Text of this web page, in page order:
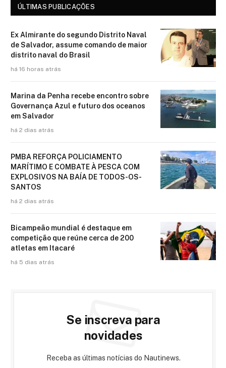
ÚLTIMAS PUBLICAÇÕES
Ex Almirante do segundo Distrito Naval
de Salvador, assume comando de maior
distrito naval do Brasil
há 16 horas atrás
Marina da Penha recebe encontro sobre
Governança Azul e futuro dos oceanos
em Salvador
há 2 dias atrás
PMBA REFORÇA POLICIAMENTO
MARÍTIMO E COMBATE À PESCA COM
EXPLOSIVOS NA BAÍA DE TODOS-OS-
SANTOS
há 2 dias atrás
Bicampeão mundial é destaque em
competição que reúne cerca de 200
atletas em Itacaré
há 5 dias atrás
Se inscreva para
novidades
Receba as últimas notícias do Nautinews.